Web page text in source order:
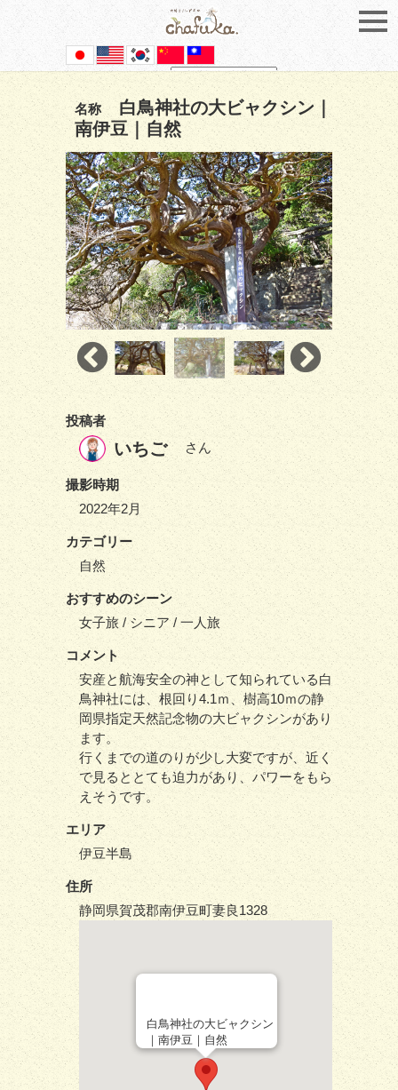
Powered by Translate
名称
白鳥神社の大ビャクシン｜
南伊豆｜自然
投稿者
いちご さん
撮影時期
2022年2月
カテゴリー
自然
おすすめのシーン
女子旅 / シニア / 一人旅
コメント
安産と航海安全の神として知られている白
鳥神社には、根回り4.1ｍ、樹高10ｍの静
岡県指定天然記念物の大ビャクシンがあり
ます。
行くまでの道のりが少し大変ですが、近く
で見るととても迫力があり、パワーをもら
えそうです。
エリア
伊豆半島
住所
静岡県賀茂郡南伊豆町妻良1328
白鳥神社の大ビャクシン
｜南伊豆｜自然